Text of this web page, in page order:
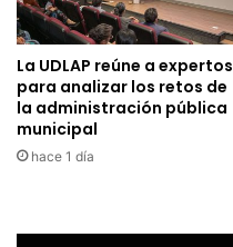
La UDLAP reúne a expertos
para analizar los retos de
la administración pública
municipal
hace 1 día